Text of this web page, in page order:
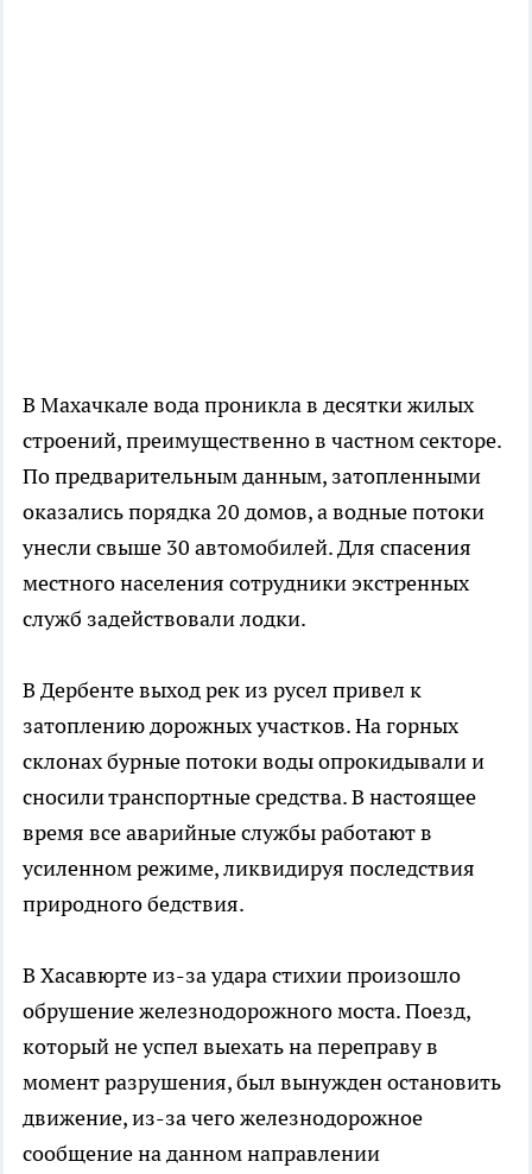
В Махачкале вода проникла в десятки жилых
строений, преимущественно в частном секторе.
По предварительным данным, затопленными
оказались порядка 20 домов, а водные потоки
унесли свыше 30 автомобилей. Для спасения
местного населения сотрудники экстренных
служб задействовали лодки.
В Дербенте выход рек из русел привел к
затоплению дорожных участков. На горных
склонах бурные потоки воды опрокидывали и
сносили транспортные средства. В настоящее
время все аварийные службы работают в
усиленном режиме, ликвидируя последствия
природного бедствия.
В Хасавюрте из-за удара стихии произошло
обрушение железнодорожного моста. Поезд,
который не успел выехать на переправу в
момент разрушения, был вынужден остановить
движение, из-за чего железнодорожное
сообщение на данном направлении